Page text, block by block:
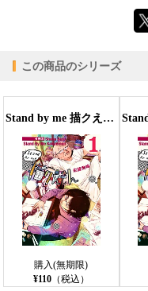
【PC版ConTenDoビューア】
【モバイルビューア】
この商品のシリーズ
Stand by me 描クえもん 分冊版１
購入(無期限)
¥110（税込）